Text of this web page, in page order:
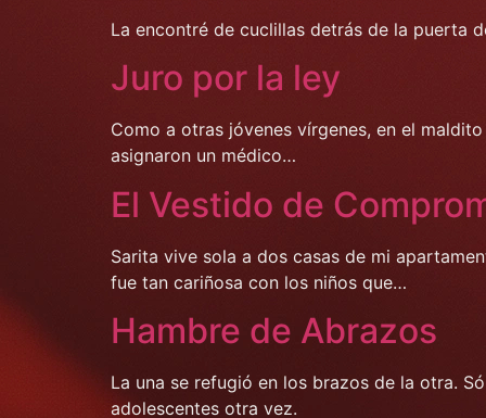
La encontré de cuclillas detrás de la puerta
Juro por la ley
Como a otras jóvenes vírgenes, en el
asignaron un médico…
El Vestido de
Sarita vive sola a dos casas de mi
fue tan cariñosa con los niños que…
Hambre de Abrazos
La una se refugió en los brazos de la otra.
adolescentes otra vez.